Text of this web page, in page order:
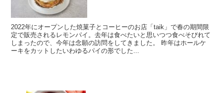
2022年にオープンした焼菓子とコーヒーのお店「taik」で春の期間限
定で販売されるレモンパイ。去年は食べたいと思いつつ食べそびれて
しまったので、今年は念願の訪問をしてきました。 昨年はホールケ
ーキをカットしたいわゆるパイの形でした...